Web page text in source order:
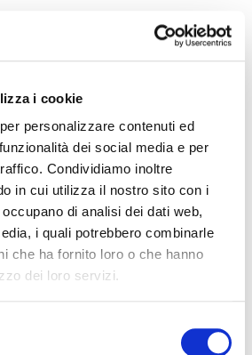
i cookie
personalizzare contenuti ed
dei social media e per
Condividiamo inoltre
in cui utilizza il nostro sito con i
di analisi dei dati web,
i quali potrebbero combinarle
che ha fornito loro o che hanno
dei loro servizi.
, nella darsena grande
manovrabilità a ritmo di musica,
si sposterà in laguna, dove nel
con partenza all’altezza dell’isola di
la gara di sprint, gara di velocità su
, sarà destinato alla più
e di autonomia delle
la Transizione Ecologica. Tutte